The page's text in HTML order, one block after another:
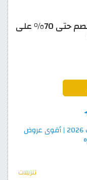
خصومات اوناس نهاية الموسم | خصم حتى 70% على
الرجوع إلى كود خصم اوناس الامارات 2026 | أقوى عروض
تنزيلات